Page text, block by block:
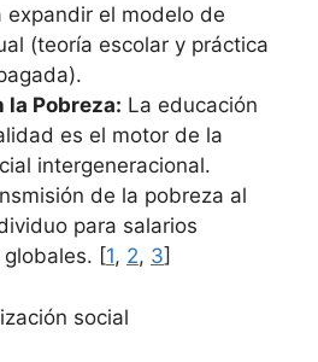
expandir el modelo de
(teoría escolar y práctica
la Pobreza: La educación
es el motor de la
intergeneracional.
de la pobreza al
para salarios
[1, 2, 3]
social